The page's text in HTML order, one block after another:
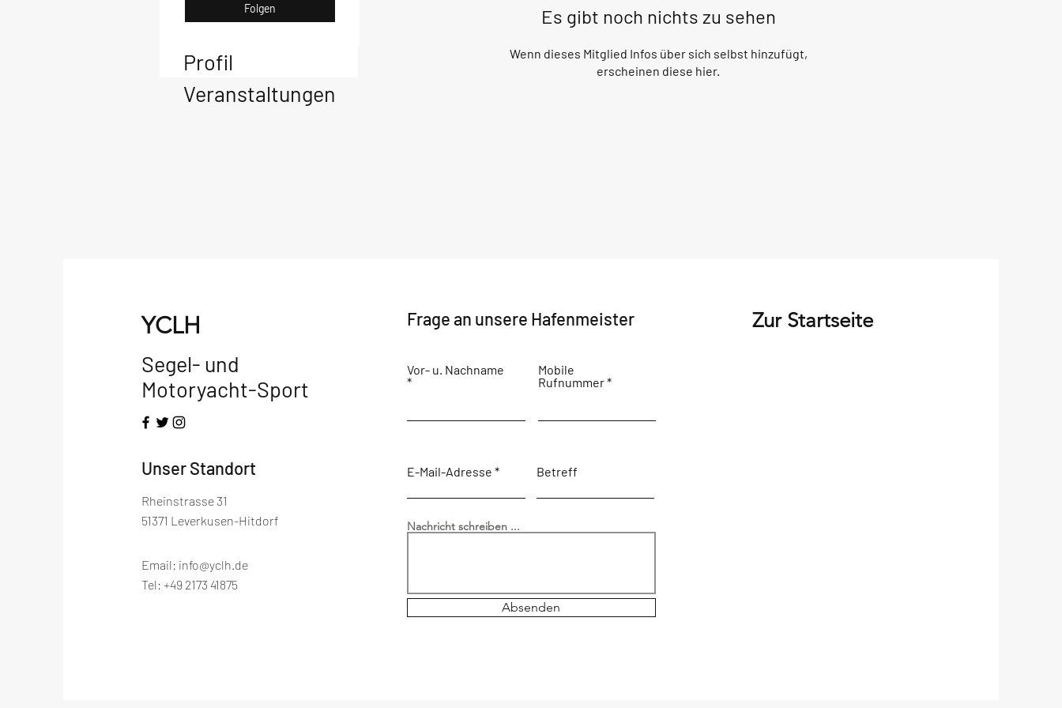
Es gibt noch nichts zu sehen
Wenn dieses Mitglied Infos über sich selbst hinzufügt,
erscheinen diese hier.
Folgen
Profil
Veranstaltungen
YCLH
Segel- und
Motoryacht-Sport
Unser Standort
Rheinstrasse 31
51371 Leverkusen-Hitdorf
Email: info@yclh.de
Tel: +49 2173 41875
Frage an unsere Hafenmeister
Vor- u. Nachname
Mobile
Rufnummer
E-Mail-Adresse Betreff
Nachricht schreiben ...
Absenden
Zur Startseite